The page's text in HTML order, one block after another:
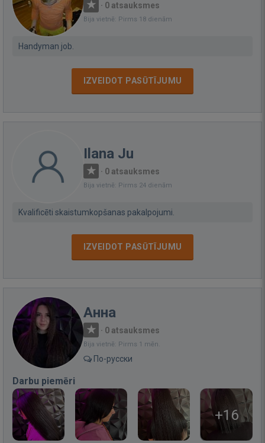
· 0 atsauksmes
Bija vietnē: Pirms 18 dienām
Handyman job.
IZVEIDOT PASŪTĪJUMU
Ilana Ju
· 0 atsauksmes
Bija vietnē: Pirms 24 dienām
Kvalificēti skaistumkopšanas pakalpojumi.
IZVEIDOT PASŪTĪJUMU
Анна
· 0 atsauksmes
Bija vietnē: Pirms 1 mēn.
По-русски
Darbu piemēri
+16